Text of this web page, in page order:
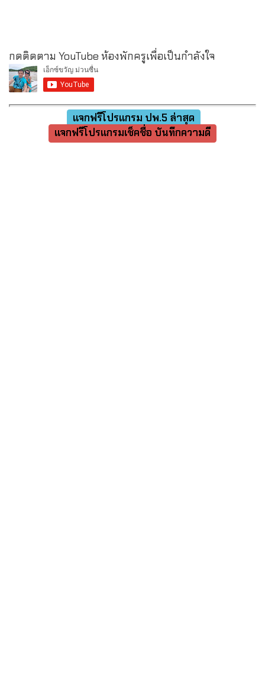
กดติดตาม YouTube ห้องพักครูเพื่อเป็นกำลังใจ
แจกฟรีโปรแกรม ปพ.5 ล่าสุด
แจกฟรีโปรแกรมเช็คชื่อ บันทึกความดี